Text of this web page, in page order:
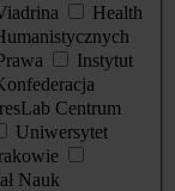
Health
Instytut
Centrum
Uniwersytet
Nauk